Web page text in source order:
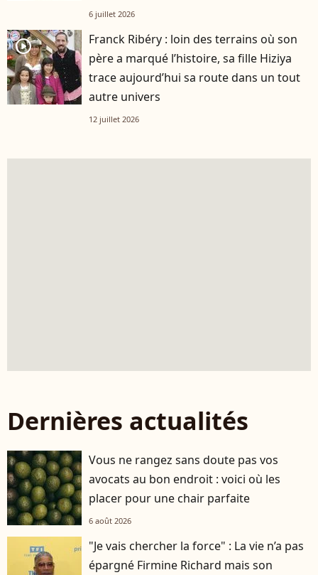
6 juillet 2026
player2
Franck Ribéry : loin des terrains où son
père a marqué l’histoire, sa fille Hiziya
trace aujourd’hui sa route dans un tout
autre univers
12 juillet 2026
Dernières actualités
Vous ne rangez sans doute pas vos
avocats au bon endroit : voici où les
placer pour une chair parfaite
6 août 2026
"Je vais chercher la force" : La vie n’a pas
épargné Firmine Richard mais son